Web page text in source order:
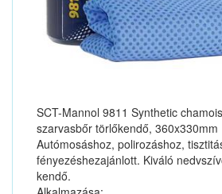
SCT-Mannol 9811 Synthetic
szarvasbőr törlőkendő, 360x330mm
Autómosáshoz, polirozáshoz,
fényezéshezajánlott. Kiváló
kendő.